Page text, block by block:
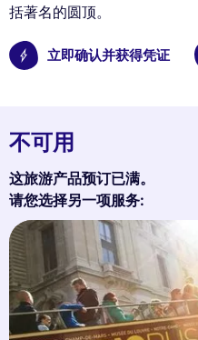
括著名的圆顶。
立即确认并获得凭证
不可用
这旅游产品预订已满。
请您选择另一项服务: